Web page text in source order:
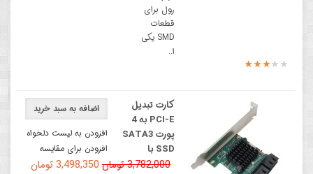
رول برای
قطعات
SMD یکی
ا..
اضافه به سبد خرید
افزودن به لیست دلخواه
افزودن برای مقایسه
3,782,000 تومان 3,498,350 تومان
کارت تبدیل
PCI-E به 4
پورت SATA3
SSD با